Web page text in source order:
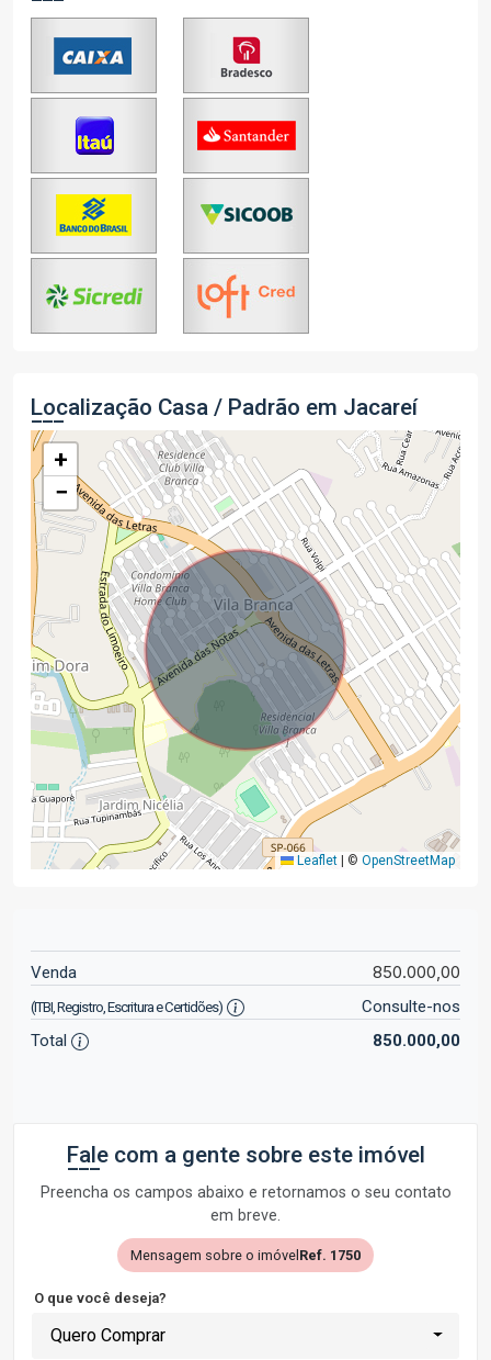
Localização Casa / Padrão em Jacareí
+
−
Leaflet | © OpenStreetMap
Venda 850.000,00
(ITBI, Registro, Escritura e Certidões)
Consulte-nos
Total
850.000,00
Fale com a gente sobre este imóvel
Preencha os campos abaixo e retornamos o seu contato
em breve.
Mensagem sobre o imóvelRef. 1750
O que você deseja?
Quero Comprar